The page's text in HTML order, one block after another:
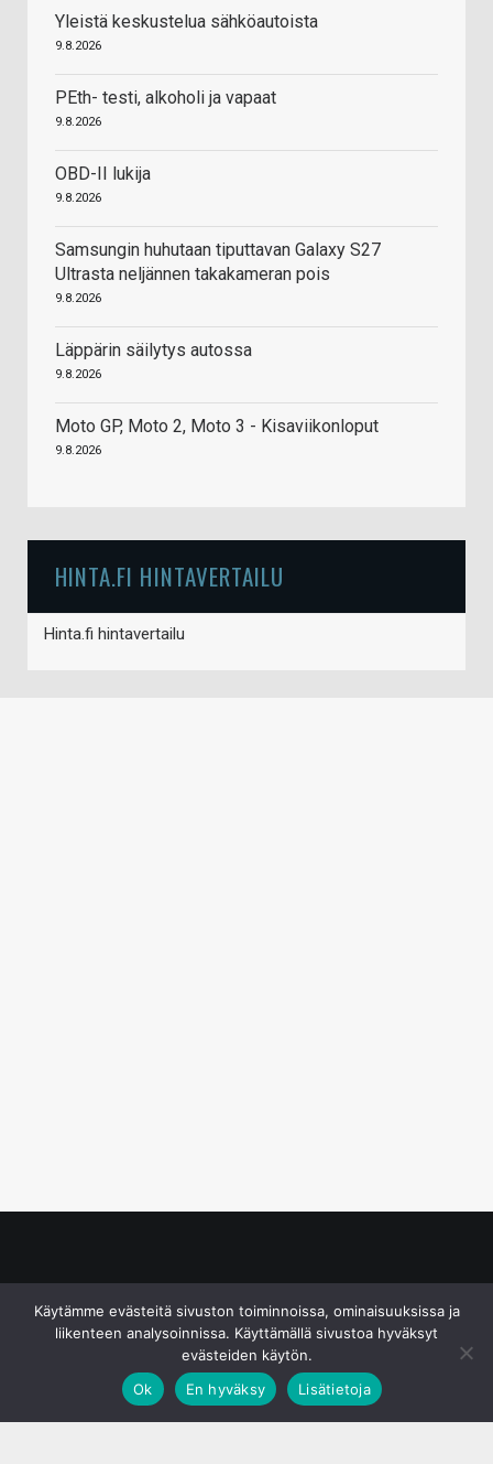
Yleistä keskustelua sähköautoista
9.8.2026
PEth- testi, alkoholi ja vapaat
9.8.2026
OBD-II lukija
9.8.2026
Samsungin huhutaan tiputtavan Galaxy S27
Ultrasta neljännen takakameran pois
9.8.2026
Läppärin säilytys autossa
9.8.2026
Moto GP, Moto 2, Moto 3 - Kisaviikonloput
9.8.2026
HINTA.FI HINTAVERTAILU
Hinta.fi hintavertailu
Käytämme evästeitä sivuston toiminnoissa, ominaisuuksissa ja
liikenteen analysoinnissa. Käyttämällä sivustoa hyväksyt
evästeiden käytön.
Ok
En hyväksy Lisätietoja